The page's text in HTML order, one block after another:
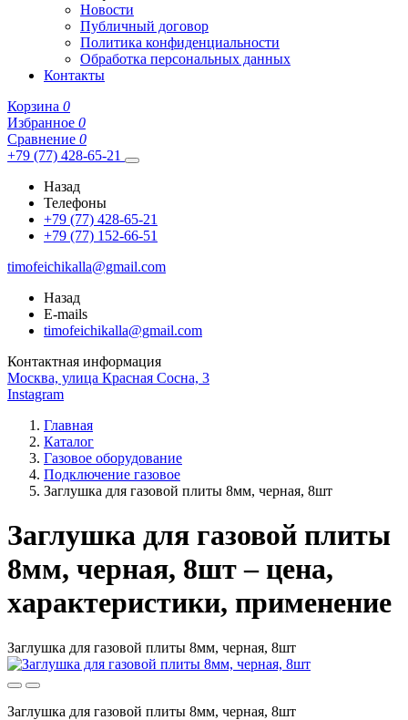
Новости
Публичный договор
Политика конфиденциальности
Обработка персональных данных
Контакты
Корзина 0
Избранное 0
Сравнение 0
+79 (77) 428-65-21
Назад
Телефоны
+79 (77) 428-65-21
+79 (77) 152-66-51
timofeichikalla@gmail.com
Назад
E-mails
timofeichikalla@gmail.com
Контактная информация
Москва, улица Красная Сосна, 3
Instagram
Главная
Каталог
Газовое оборудование
Подключение газовое
Заглушка для газовой плиты 8мм, черная, 8шт
Заглушка для газовой плиты
8мм, черная, 8шт – цена,
характеристики, применение
Заглушка для газовой плиты 8мм, черная, 8шт
Заглушка для газовой плиты 8мм, черная, 8шт